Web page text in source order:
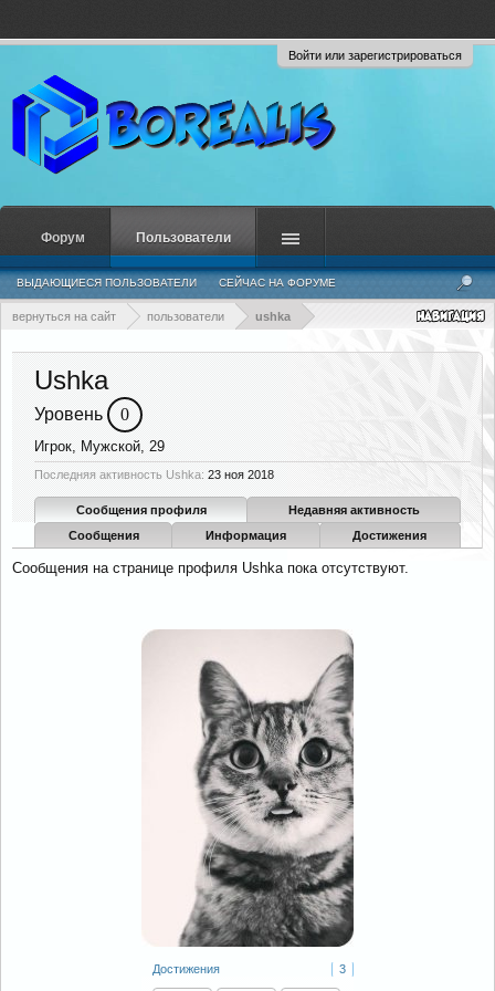
Войти или зарегистрироваться
вернуться на сайт пользователи ushka
Достижения 3
Ushka
Уровень 0
Игрок, Мужской, 29
Последняя активность Ushka: 23 ноя 2018
Сообщения профиля
Недавняя активность
Сообщения
Информация Достижения
Сообщения на странице профиля Ushka пока отсутствуют.
Форум Пользователи
ВЫДАЮЩИЕСЯ ПОЛЬЗОВАТЕЛИ СЕЙЧАС НА ФОРУМЕ
НЕДАВНЯЯ АКТИВНОСТЬ НОВЫЕ СООБЩЕНИЯ ПРОФИЛЯ